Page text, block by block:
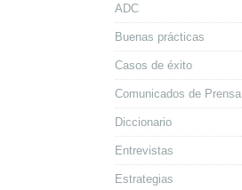
ADC
Buenas prácticas
Casos de éxito
Comunicados de Prensa
Diccionario
Entrevistas
Estrategias